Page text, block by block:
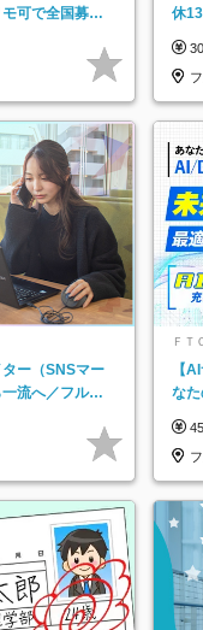
可で全国募
休
ー（SNSマー
流へ／フルリ
ＦＴ
【
な